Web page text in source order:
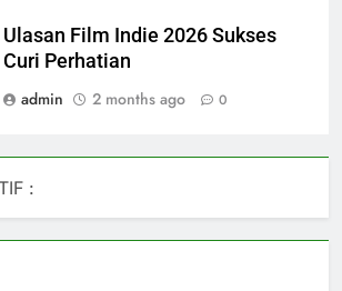
Ulasan Film Indie 2026 Sukses
Curi Perhatian
admin
2 months ago 0
: